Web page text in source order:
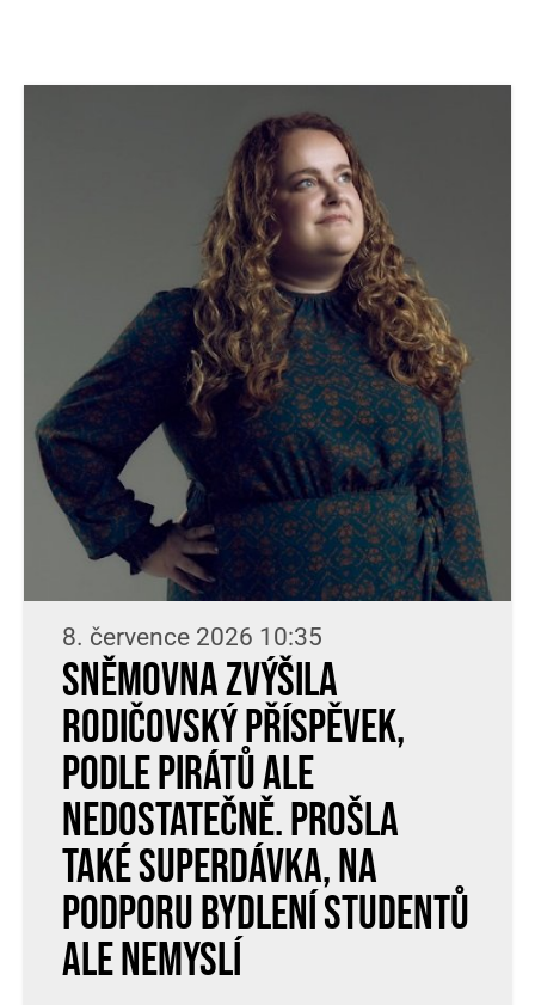
8. července 2026 10:35
Sněmovna zvýšila
rodičovský příspěvek,
podle Pirátů ale
nedostatečně. Prošla
také superdávka, na
podporu bydlení studentů
ale nemyslí